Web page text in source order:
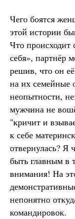
Чего боятся
этой истории
Что
себя», партнёр
решив, что он
на их семейные
неопытности,
мужчина не
"кричит и
к себе
отвернулась? Я
быть главным в
внимания! На
непонятно
командировок.